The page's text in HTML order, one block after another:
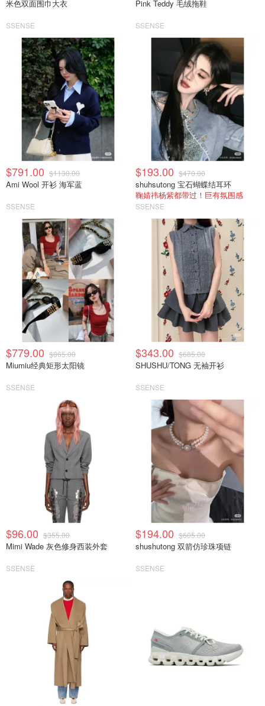
米色双面围巾大衣
SSENSE
Pink Teddy 毛绒拖鞋
SSENSE
$791.00 $1130.00
Ami Wool 开衫 海军蓝
SSENSE
$193.00 $470.00
shuhsutong 宝石蝴蝶结耳环
鞠婧祎杨紫都带过！巨有氛围感
SSENSE
$779.00 $865.00
Miumiu经典矩形太阳镜
SSENSE
$343.00 $685.00
SHUSHU/TONG 无袖开衫
SSENSE
$96.00 $355.00
Mimi Wade 灰色修身西装外套
SSENSE
$194.00 $605.00
shushutong 双箭仿珍珠项链
SSENSE